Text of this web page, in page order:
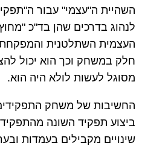
השהיית ה"עצמי" עבור
לנהוג בדרכים שהן בד"כ
העצמית השתלטנית
חלק במשחק וכך הוא יכול
מסוגל לעשות לולא היה הוא.
החשיבות של משחק
ביצוע תפקיד השונה
שינויים מקבילים בעמדות